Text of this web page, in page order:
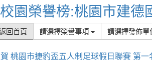
校園榮譽榜:桃園市建德
回首頁 請選擇榮譽事項 請選擇發佈單
桃園市捷豹盃五人制足球假日聯賽 第一